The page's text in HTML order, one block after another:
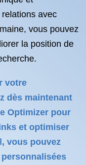
avec
vous pouvez
la position de
votre
dès maintenant
Optimizer pour
et optimiser
vous pouvez